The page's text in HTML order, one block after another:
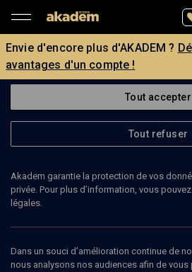
Envie d'encore plus d'AKADEM ?
avantages d'un compte !
Tout accepter
Tout refuser
Akadem garantie la protection de vos
privée. Pour plus d’information, vous
légales.
Dans un souci d’amélioration continue de
nous analysons nos audiences afin de